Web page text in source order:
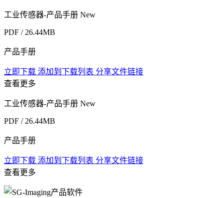
工业传感器-产品手册 New
PDF / 26.44MB
产品手册
立即下载 添加到下载列表 分享文件链接
查看更多
工业传感器-产品手册 New
PDF / 26.44MB
产品手册
立即下载 添加到下载列表 分享文件链接
查看更多